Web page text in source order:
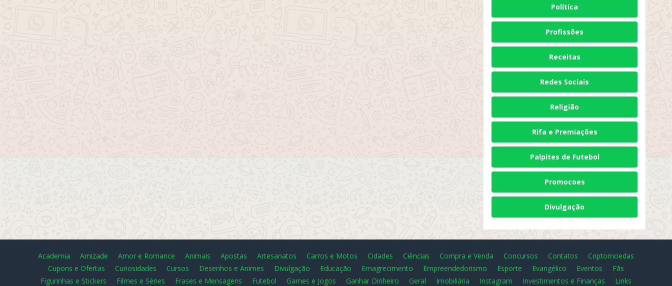
Política
Profissões
Receitas
Redes Sociais
Religião
Rifa e Premiações
Palpites de Futebol
Promocoes
Divulgação
Academia Amizade Amor e Romance Animais Apostas Artesanatos Carros e Motos Cidades Ciências Compra e Venda Concursos Contatos
Criptomoedas
Cupons e Ofertas
Curiosidades Cursos Desenhos e Animes Divulgação Educação Emagrecimento Empreendedorismo Esporte Evangélico Eventos
Fãs
Figurinhas e Stickers
Filmes e Séries Frases e Mensagens Futebol Games e Jogos Ganhar Dinheiro Geral Imobiliária Instagram Investimentos e Finanças Links